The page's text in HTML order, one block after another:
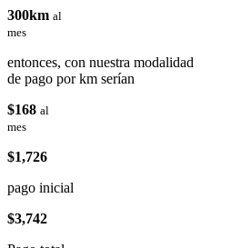
300km al
mes
entonces, con nuestra modalidad
de pago por km serían
$168 al
mes
$1,726
pago inicial
$3,742